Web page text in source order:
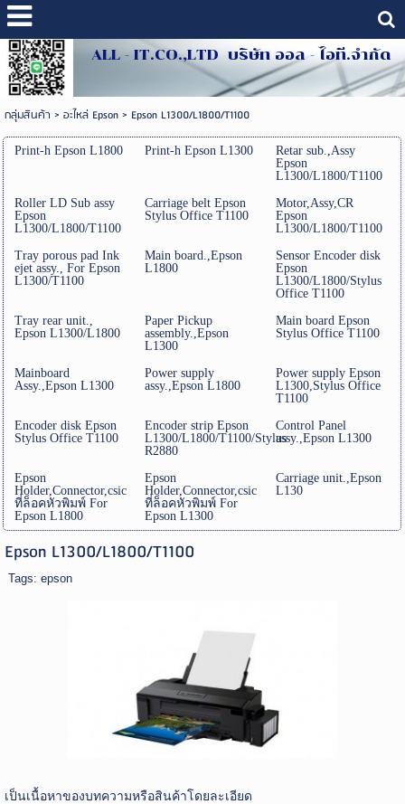
ALL - IT.CO.,LTD บริษัท ออล - ไอที.จำกัด
กลุ่มสินค้า > อะไหล่ Epson> Epson L1300/L1800/T1100
Print-h Epson L1800 Print-h Epson L1300
Retar sub.,Assy
Epson
L1300/L1800/T1100
Roller LD Sub assy
Epson
L1300/L1800/T1100
Carriage belt Epson
Stylus Office T1100
Motor,Assy,CR
Epson
L1300/L1800/T1100
Tray porous pad Ink
ejet assy., For Epson
L1300/T1100
Main board.,Epson
L1800
Sensor Encoder disk
Epson
L1300/L1800/Stylus
Office T1100
Tray rear unit.,
Epson L1300/L1800
Paper Pickup
assembly.,Epson
L1300
Main board Epson
Stylus Office T1100
Mainboard
Assy.,Epson L1300
Power supply
assy.,Epson L1800
Power supply Epson
L1300,Stylus Office
T1100
Encoder disk Epson
Stylus Office T1100
Encoder strip Epson
L1300/L1800/T1100/Stylus
R2880
Control Panel
assy.,Epson L1300
Epson
Holder,Connector,csic
ที่ล็อคหัวพิมพ์ For
Epson L1800
Epson
Holder,Connector,csic
ที่ล็อคหัวพิมพ์ For
Epson L1300
Carriage unit.,Epson
L130
Epson L1300/L1800/T1100
Tags: epson
เป็นเนื้อหาของบทความหรือสินค้าโดยละเอียด